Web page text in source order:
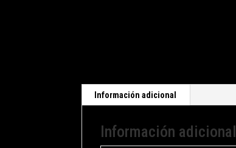
Información adicional
Información adicional